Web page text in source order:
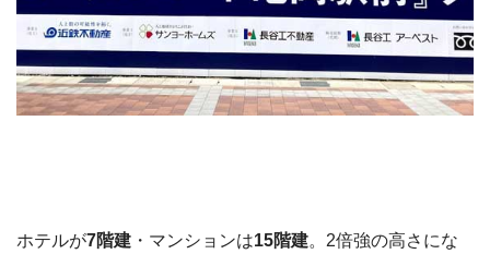
ホテルが7階建 ・マンションは15階建。2倍強の高さにな